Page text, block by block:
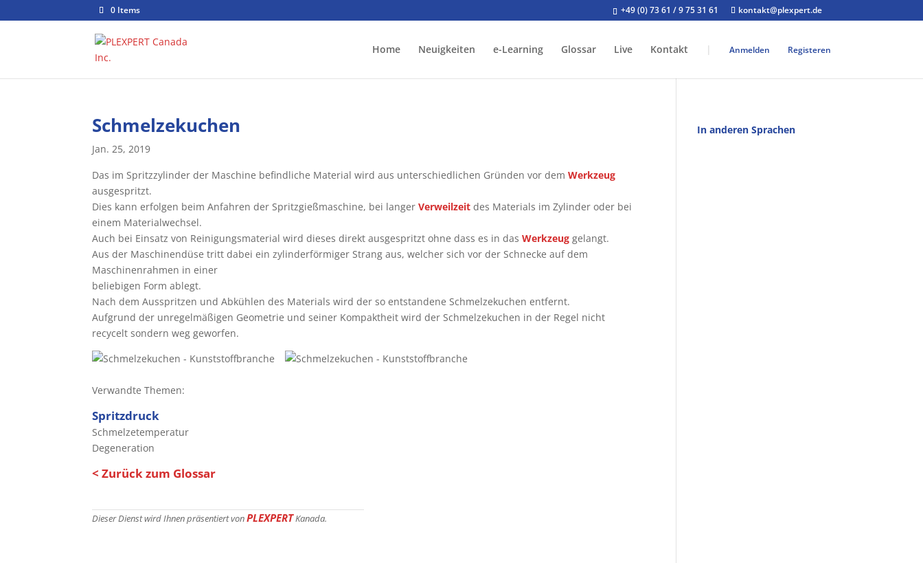
+49 (0) 73 61 / 9 75 31 61 kontakt@plexpert.de
0 Items
Home Neuigkeiten e-Learning Glossar Live Kontakt | Anmelden Registeren
Schmelzekuchen
Jan. 25, 2019
Das im Spritzzylinder der Maschine befindliche Material wird aus unterschiedlichen Gründen vor demWerkzeug
ausgespritzt.
Dies kann erfolgen beim Anfahren der Spritzgießmaschine, bei langerVerweilzeit des Materials im Zylinder oder bei
einem Materialwechsel.
Auch bei Einsatz von Reinigungsmaterial wird dieses direkt ausgespritzt ohne dass es in dasWerkzeug gelangt.
Aus der Maschinendüse tritt dabei ein zylinderförmiger Strang aus, welcher sich vor der Schnecke auf dem
Maschinenrahmen in einer
beliebigen Form ablegt.
Nach dem Ausspritzen und Abkühlen des Materials wird der so entstandene Schmelzekuchen entfernt.
Aufgrund der unregelmäßigen Geometrie und seiner Kompaktheit wird der Schmelzekuchen in der Regel nicht
recycelt sondern weg geworfen.
Verwandte Themen:
Spritzdruck
Schmelzetemperatur
Degeneration
< Zurück zum Glossar
Dieser Dienst wird Ihnen präsentiert vonPLEXPERTKanada.
In anderen Sprachen